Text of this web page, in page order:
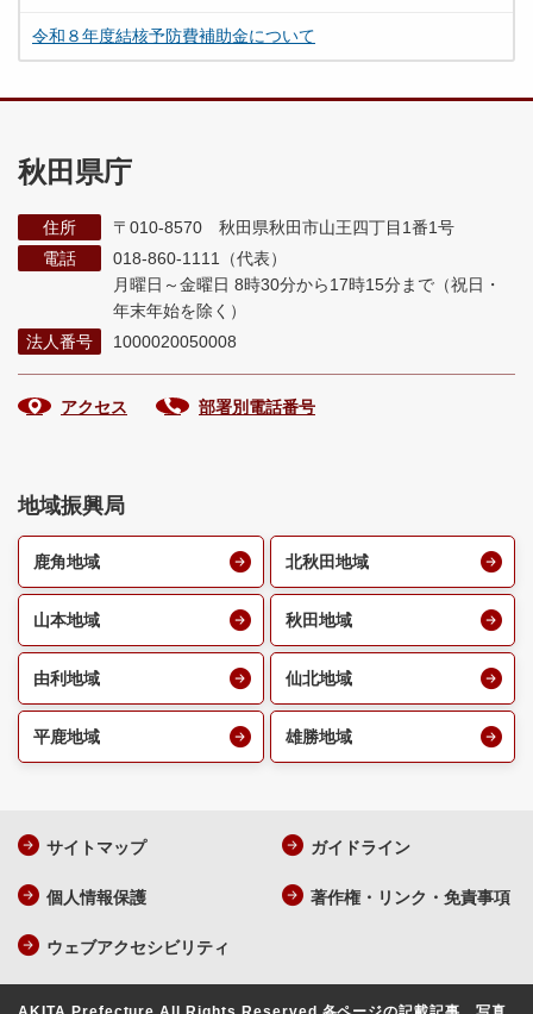
令和８年度結核予防費補助金について
秋田県庁
住所
〒010-8570 秋田県秋田市山王四丁目1番1号
電話
018-860-1111（代表）
月曜日～金曜日 8時30分から17時15分まで （祝日・
年末年始を除く）
法人番号
1000020050008
アクセス 部署別電話番号
地域振興局
鹿角地域 北秋田地域
山本地域 秋田地域
由利地域 仙北地域
平鹿地域 雄勝地域
サイトマップ ガイドライン
個人情報保護 著作権・リンク・免責事項
ウェブアクセシビリティ